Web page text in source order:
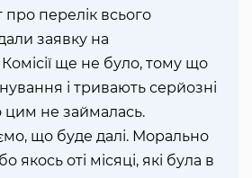
перелік всього
заявку на
ще не було, тому що
і тривають серйозні
цим не займалась.
що буде далі. Морально
якось оті місяці, які була в